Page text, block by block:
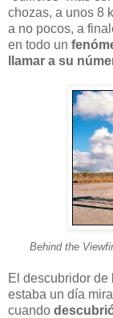
chozas, a unos 8
a no pocos, a
en todo un
llamar a su
Behind the
El descubridor de
estaba un día
cuando